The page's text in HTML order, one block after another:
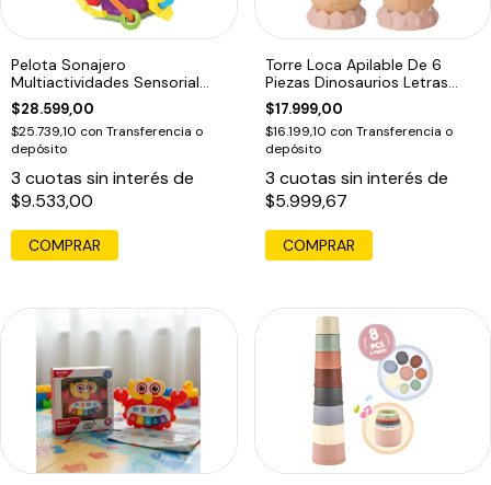
Pelota Sonajero
Multiactividades Sensorial
Bebe Prono Espejo Multicolor
$28.599,00
$25.739,10 con Transferencia o
depósito
3 cuotas sin interés de
$9.533,00
Torre Loca Apilable De 6
Piezas Dinosaurios Letras
Numeros Color Pasteles
$17.999,00
$16.199,10 con Transferencia o
depósito
3 cuotas sin interés de
$5.999,67
COMPRAR